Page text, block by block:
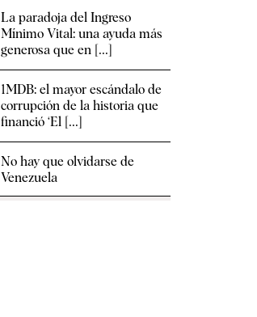
La paradoja del Ingreso
Mínimo Vital: una ayuda más
generosa que en [...]
1MDB: el mayor escándalo de
corrupción de la historia que
financió ‘El [...]
No hay que olvidarse de
Venezuela